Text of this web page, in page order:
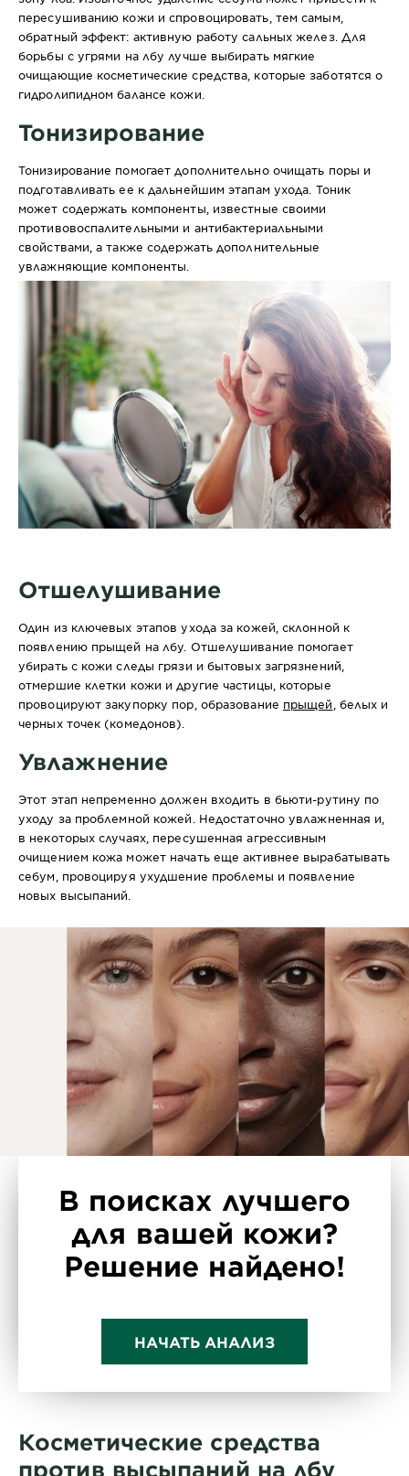
пересушиванию кожи и спровоцировать, тем самым,
обратный эффект: активную работу сальных желез. Для
борьбы с угрями на лбу лучше выбирать мягкие
очищающие косметические средства, которые заботятся о
гидролипидном балансе кожи.
Тонизирование
Тонизирование помогает дополнительно очищать поры и
подготавливать ее к дальнейшим этапам ухода. Тоник
может содержать компоненты, известные своими
противовоспалительными и антибактериальными
свойствами, а также содержать дополнительные
увлажняющие компоненты.
Отшелушивание
Один из ключевых этапов ухода за кожей, склонной к
появлению прыщей на лбу. Отшелушивание помогает
убирать с кожи следы грязи и бытовых загрязнений,
отмершие клетки кожи и другие частицы, которые
провоцируют закупорку пор, образование прыщей, белых и
черных точек (комедонов).
Увлажнение
Этот этап непременно должен входить в бьюти-рутину по
уходу за проблемной кожей. Недостаточно увлажненная и,
в некоторых случаях, пересушенная агрессивным
очищением кожа может начать еще активнее вырабатывать
себум, провоцируя ухудшение проблемы и появление
новых высыпаний.
В поисках лучшего
для вашей кожи?
Решение найдено!
НАЧАТЬ АНАЛИЗ
Косметические средства
против высыпаний на лбу